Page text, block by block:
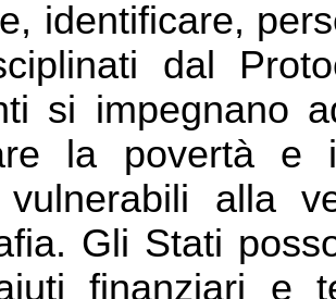
identificare,
dal
si impegnano
la povertà e
vulnerabili alla
Gli Stati
finanziari e